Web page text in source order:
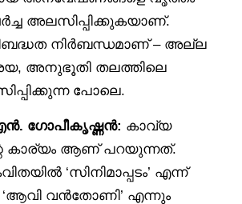
അലസിപ്പിക്കുകയാണ്.
നിർബന്ധമാണ് – അല്ല
അനുഭൂതി തലത്തിലെ
പോലെ.
എൻ. ഗോപീകൃഷ്ണൻ: കാവ്യ
കാര്യം ആണ് പറയുന്നത്.
‘സിനിമാപ്പടം’ എന്ന്
‘ആവി വൻതോണി’ എന്നും